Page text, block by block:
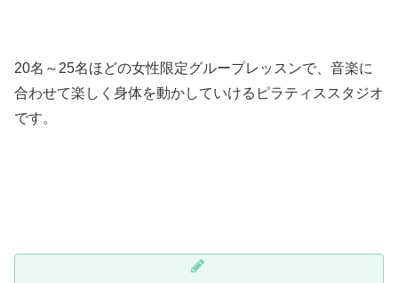
20名～25名ほどの女性限定グループレッスンで、音楽に
合わせて楽しく身体を動かしていけるピラティススタジオ
です。